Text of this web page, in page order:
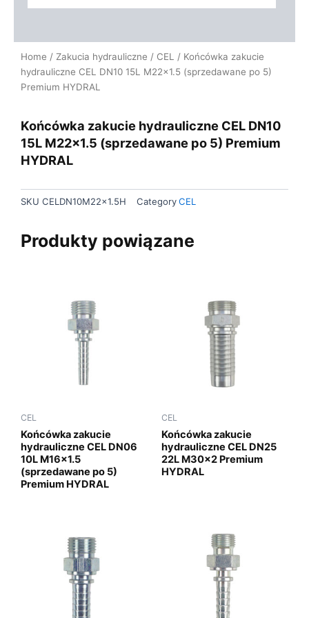
Home / Zakucia hydrauliczne / CEL
/ Końcówka zakucie
hydrauliczne CEL DN10 15L M22x1.5 (sprzedawane po 5)
Premium HYDRAL
Końcówka zakucie hydrauliczne CEL DN10
15L M22x1.5 (sprzedawane po 5) Premium
HYDRAL
SKU CELDN10M22x1.5H CategoryCEL
Produkty powiązane
CEL
Końcówka zakucie
hydrauliczne CEL DN06
10L M16x1.5
(sprzedawane po 5)
Premium HYDRAL
CEL
Końcówka zakucie
hydrauliczne CEL DN25
22L M30x2 Premium
HYDRAL